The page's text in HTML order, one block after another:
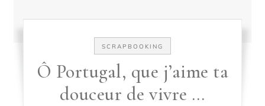
SCRAPBOOKING
Ô Portugal, que j’aime ta
douceur de vivre …